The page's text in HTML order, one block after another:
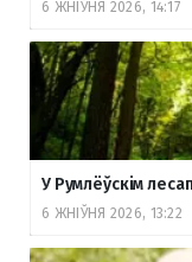
6 ЖНІЎНЯ 2026, 14:17
У Румлёўскім
6 ЖНІЎНЯ 2026, 13:22